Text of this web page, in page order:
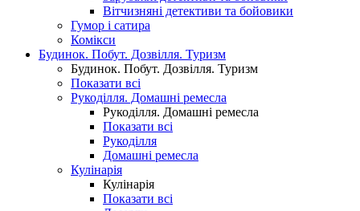
Вітчизняні детективи та бойовики
Гумор і сатира
Комікси
Будинок. Побут. Дозвілля. Туризм
Будинок. Побут. Дозвілля. Туризм
Показати всі
Рукоділля. Домашні ремесла
Рукоділля. Домашні ремесла
Показати всі
Рукоділля
Домашні ремесла
Кулінарія
Кулінарія
Показати всі